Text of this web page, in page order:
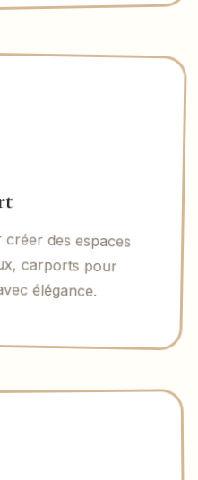
des espaces
carports pour
élégance.